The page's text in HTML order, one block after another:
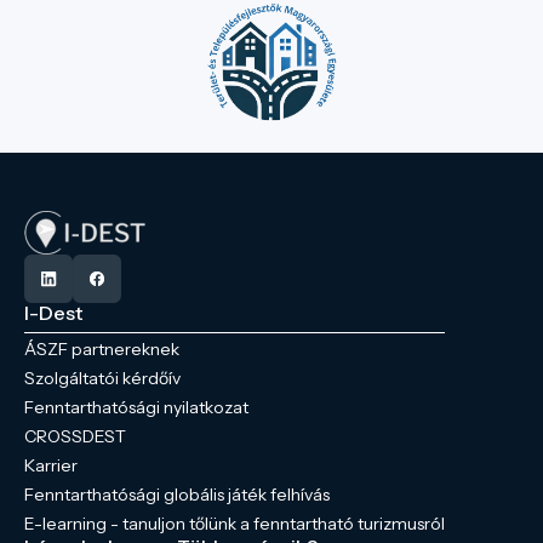
I-Dest
ÁSZF partnereknek
Szolgáltatói kérdőív
Fenntarthatósági nyilatkozat
CROSSDEST
Karrier
Fenntarthatósági globális játék felhívás
E-learning - tanuljon tőlünk a fenntartható turizmusról